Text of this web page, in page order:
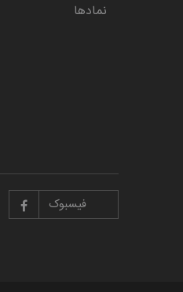
نمادها
فیسبوک